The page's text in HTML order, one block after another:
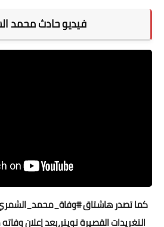
فيديو حادث محمد
كما تصدر هاشتاق
التغريدات القصيرة تويتر،بعد إعلان